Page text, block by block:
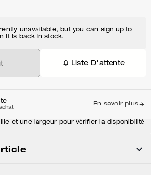
unavailable, but you can sign up to
it is back in stock.
Liste D'attente
En savoir plus
et une largeur pour vérifier la disponibilité